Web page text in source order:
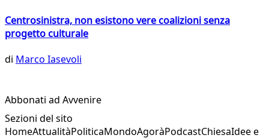
Centrosinistra, non esistono vere coalizioni senza
progetto culturale
di Marco Iasevoli
Abbonati ad Avvenire
Sezioni del sito
HomeAttualitàPoliticaMondoAgoràPodcastChiesaIdee e